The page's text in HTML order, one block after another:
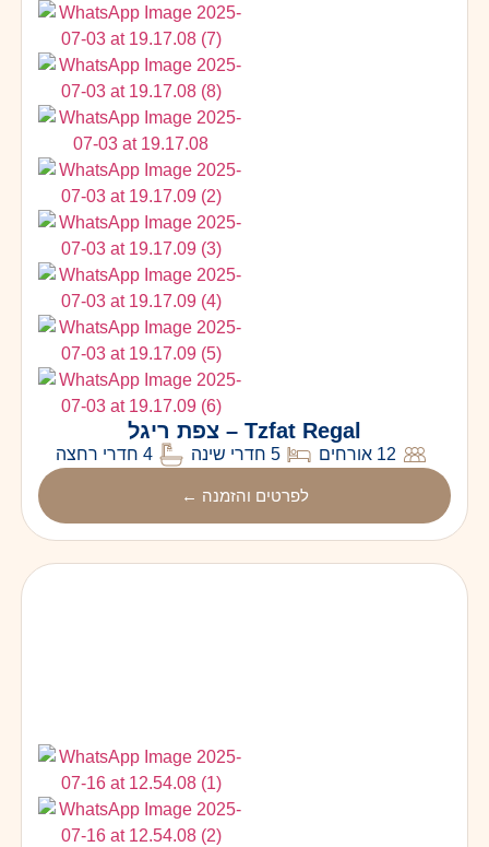
Tzfat Regal – צפת ריגל
12 אורחים 5 חדרי שינה 4 חדרי רחצה
לפרטים והזמנה ←